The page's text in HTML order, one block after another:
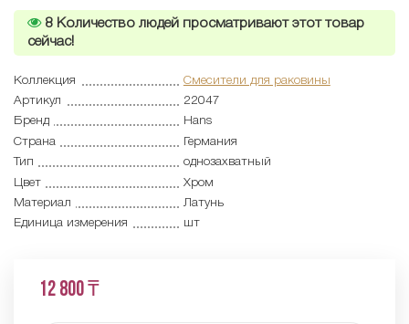
8 Количество людей просматривают этот товар
сейчас!
Коллекция
Смесители для раковины
Артикул
22047
Бренд
Hans
Страна
Германия
Тип
однозахватный
Цвет
Хром
Материал
Латунь
Единица измерения
шт
12 800 ₸